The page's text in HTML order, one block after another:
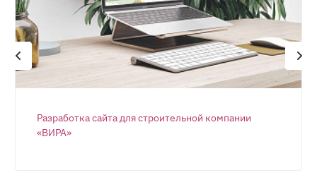
Разработка сайта для строительной компании
«ВИРА»